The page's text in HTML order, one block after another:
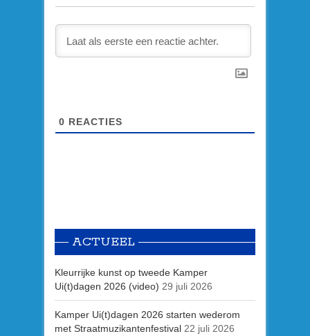
0 REACTIES
ACTUEEL
Kleurrijke kunst op tweede Kamper
Ui(t)dagen 2026 (video) 29 juli 2026
Kamper Ui(t)dagen 2026 starten wederom
met Straatmuzikantenfestival 22 juli 2026